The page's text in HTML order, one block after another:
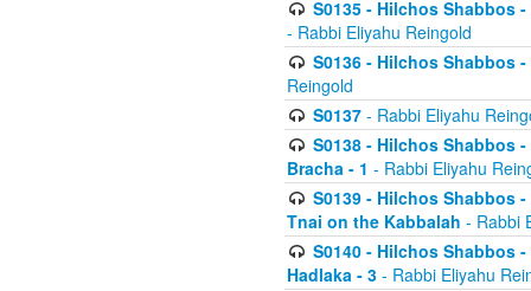
S0135 - Hilchos Shabbos
- Rabbi Eliyahu Reingold
S0136 - Hilchos Shabbos
Reingold
S0137- Rabbi Eliyahu
S0138 - Hilchos Shabbos
Bracha - 1 - Rabbi Eliyahu
S0139 - Hilchos Shabbos
Tnai on the Kabbalah - Rabbi
S0140 - Hilchos Shabbos
Hadlaka - 3 - Rabbi Eliyahu